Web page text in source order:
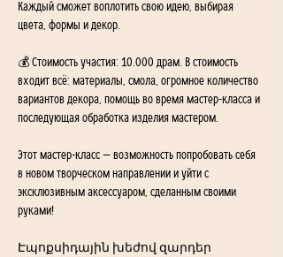
Каждый сможет воплотить свою идею, выбирая
цвета, формы и декор.
💰 Стоимость участия: 10.000 драм. В стоимость
входит всё: материалы, смола, огромное количество
вариантов декора, помощь во время мастер-класса и
последующая обработка изделия мастером.
Этот мастер-класс — возможность попробовать себя
в новом творческом направлении и уйти с
эксклюзивным аксессуаром, сделанным своими
руками!
Էպոքսիդային խեժով զարդեր